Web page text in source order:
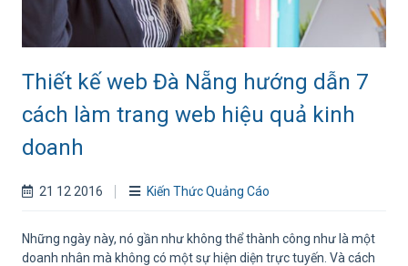
Thiết kế web Đà Nẵng hướng dẫn 7
cách làm trang web hiệu quả kinh
doanh
21 12 2016 Kiến Thức Quảng Cáo
Những ngày này, nó gần như không thể thành công như là một
doanh nhân mà không có một sự hiện diện trực tuyến. Và cách